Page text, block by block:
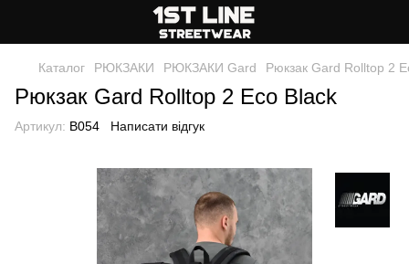
Каталог РЮКЗАКИ РЮКЗАКИ Gard Рюкзак Gard Rolltop 2
Рюкзак Gard Rolltop 2 Eco Black
Артикул: B054 Написати відгук